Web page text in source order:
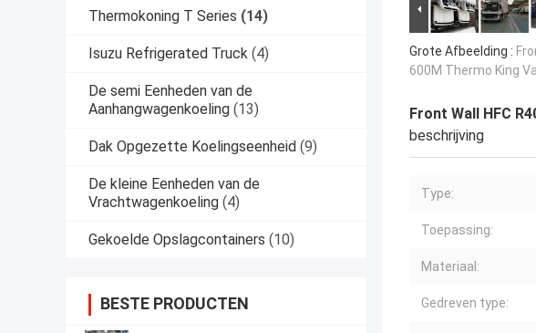
Thermokoning T Series (14)
Isuzu Refrigerated Truck (4)
De semi Eenheden van de
Aanhangwagenkoeling (13)
Dak Opgezette Koelingseenheid (9)
De kleine Eenheden van de
Vrachtwagenkoeling (4)
Gekoelde Opslagcontainers (10)
BESTE PRODUCTEN
Grote Afbeelding :
600M Thermo King
Front Wall HFC
beschrijving
Type:
Toepassing:
Materiaal:
Gedreven type: